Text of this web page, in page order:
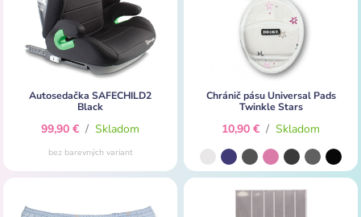
Autosedačka SAFECHILD2
Black
99,90 € / Skladom
bez barevných variant
Chránič pásu Universal Pads
Twinkle Stars
10,90 € / Skladom